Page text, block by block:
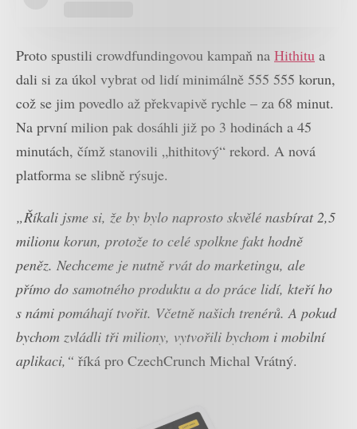
Proto spustili crowdfundingovou kampaň na Hithitu a
dali si za úkol vybrat od lidí minimálně 555 555 korun,
což se jim povedlo až překvapivě rychle – za 68 minut.
Na první milion pak dosáhli již po 3 hodinách a 45
minutách, čímž stanovili „hithitový“ rekord. A nová
platforma se slibně rýsuje.
„Říkali jsme si, že by bylo naprosto skvělé nasbírat 2,5
milionu korun, protože to celé spolkne fakt hodně
peněz. Nechceme je nutně rvát do marketingu, ale
přímo do samotného produktu a do práce lidí, kteří ho
s námi pomáhají tvořit. Včetně našich trenérů. A pokud
bychom zvládli tři miliony, vytvořili bychom i mobilní
aplikaci,“ říká pro CzechCrunch Michal Vrátný.